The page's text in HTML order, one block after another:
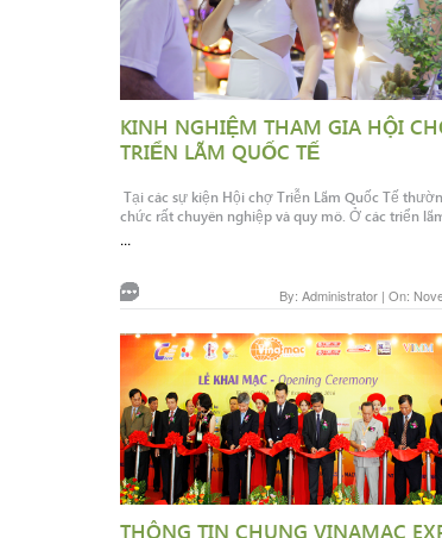
KINH NGHIỆM THAM GIA HỘI
TRIỂN LÃM QUỐC TẾ
Tại các sự kiện Hội chợ Triễn Lãm Quốc Tế
chức rất chuyên nghiệp và quy mô. Ở các triển
...
By: Administrator | On:
THÔNG TIN CHUNG VINAMAC